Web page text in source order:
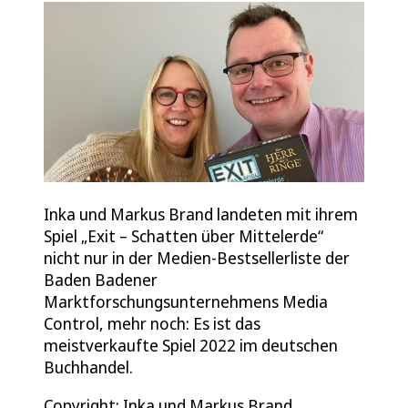
Inka und Markus Brand landeten mit ihrem
Spiel „Exit – Schatten über Mittelerde“
nicht nur in der Medien-Bestsellerliste der
Baden Badener
Marktforschungsunternehmens Media
Control, mehr noch: Es ist das
meistverkaufte Spiel 2022 im deutschen
Buchhandel.